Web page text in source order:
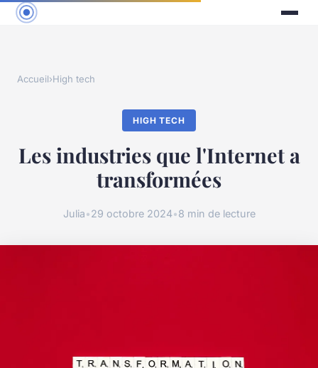
Accueil›High tech
HIGH TECH
Les industries que l'Internet a
transformées
Julia•29 octobre 2024•8 min de lecture